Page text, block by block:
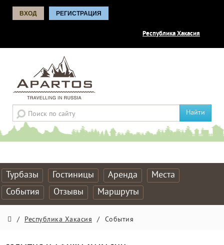
ВХОД РЕГИСТРАЦИЯ
Республика Хакасия
Найти
Турбазы Гостиницы Аренда
Места
События
Отзывы Маршруты
/ Республика Хакасия / События